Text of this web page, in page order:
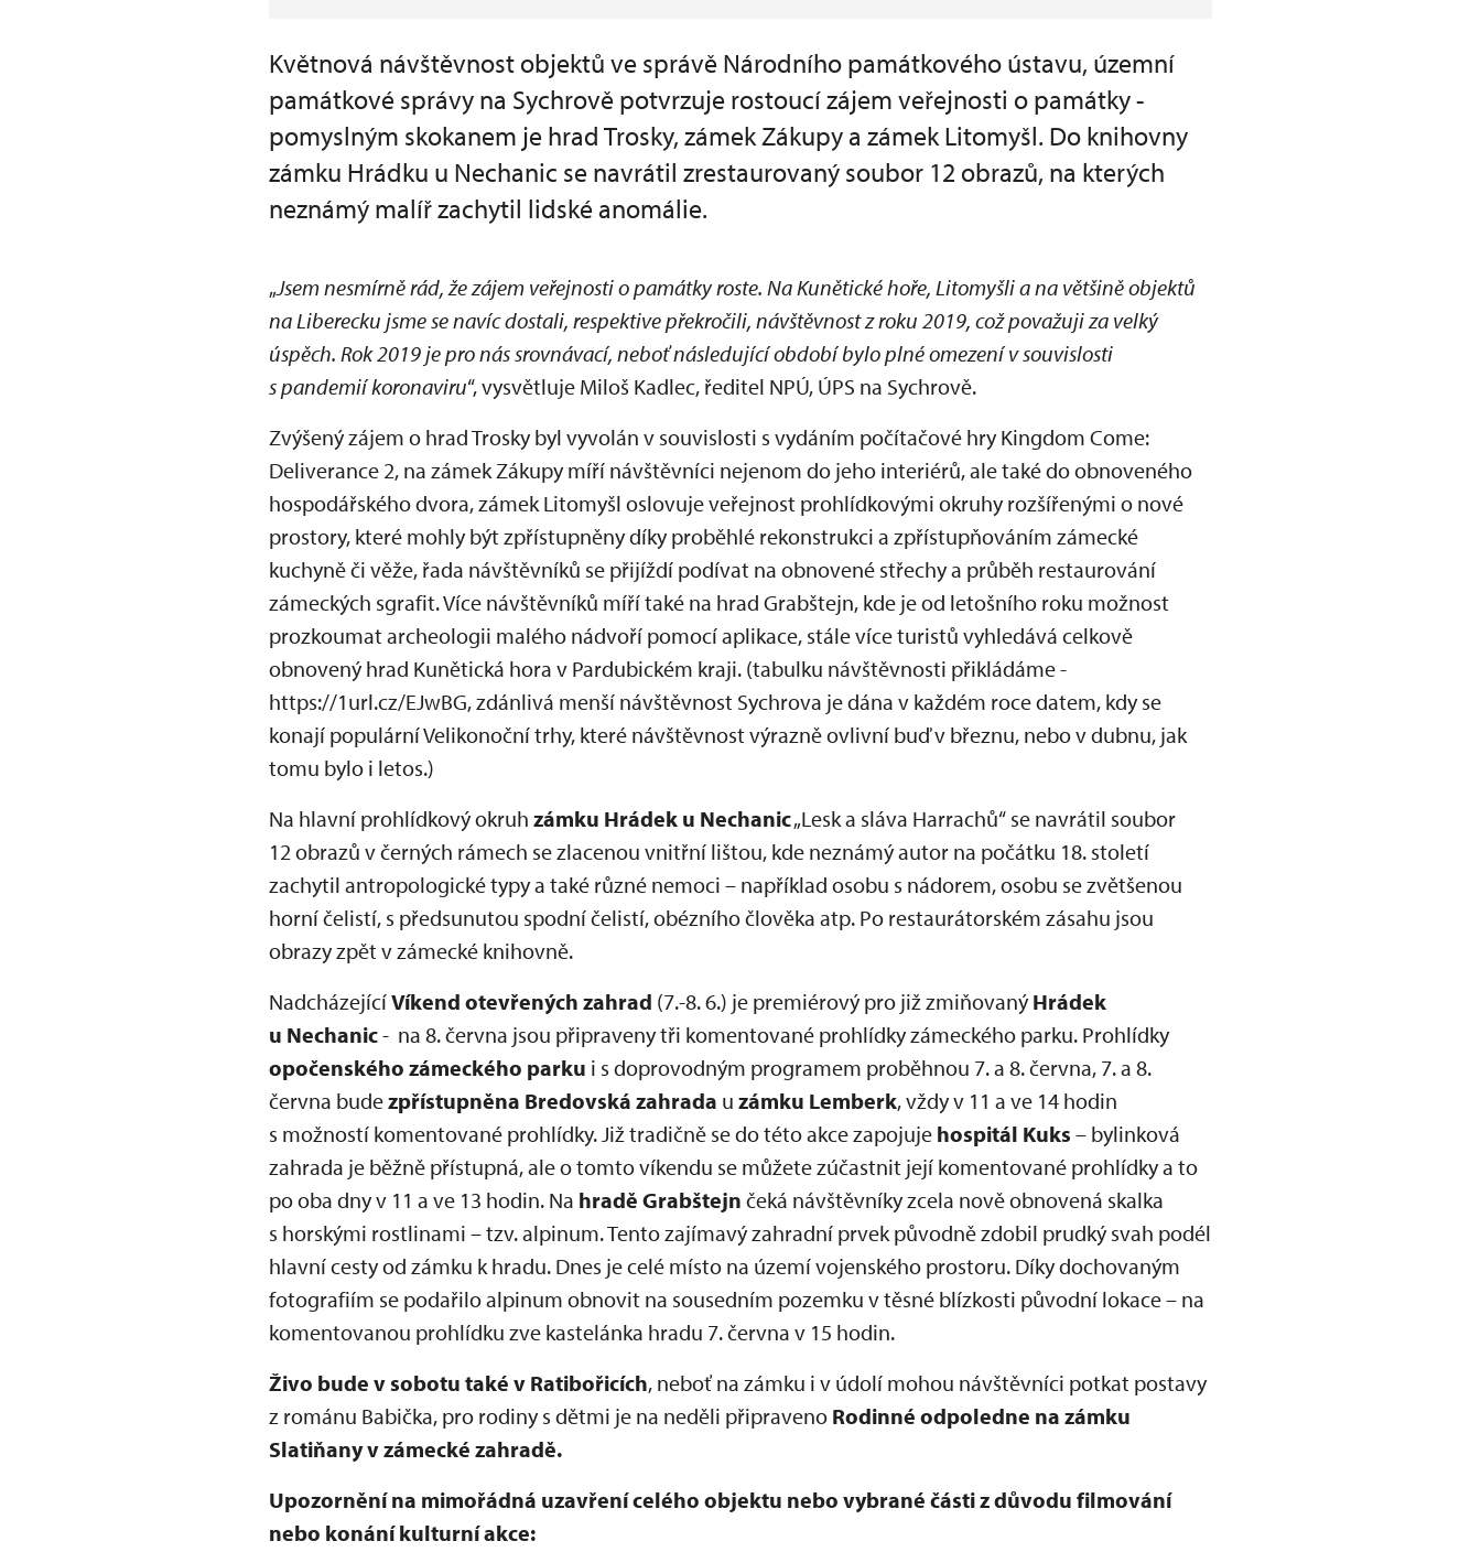
Květnová návštěvnost objektů ve správě Národního památkového ústavu, územní
památkové správy na Sychrově potvrzuje rostoucí zájem veřejnosti o památky -
pomyslným skokanem je hrad Trosky, zámek Zákupy a zámek Litomyšl. Do knihovny
zámku Hrádku u Nechanic se navrátil zrestaurovaný soubor 12 obrazů, na kterých
neznámý malíř zachytil lidské anomálie.
„Jsem nesmírně rád, že zájem veřejnosti o památky roste. Na Kunětické hoře, Litomyšli a na většině objektů
na Liberecku jsme se navíc dostali, respektive překročili, návštěvnost z roku 2019, což považuji za velký
úspěch. Rok 2019 je pro nás srovnávací, neboť následující období bylo plné omezení v souvislosti
s pandemií koronaviru“, vysvětluje Miloš Kadlec, ředitel NPÚ, ÚPS na Sychrově.
Zvýšený zájem o hrad Trosky byl vyvolán v souvislosti s vydáním počítačové hry Kingdom Come:
Deliverance 2, na zámek Zákupy míří návštěvníci nejenom do jeho interiérů, ale také do obnoveného
hospodářského dvora, zámek Litomyšl oslovuje veřejnost prohlídkovými okruhy rozšířenými o nové
prostory, které mohly být zpřístupněny díky proběhlé rekonstrukci a zpřístupňováním zámecké
kuchyně či věže, řada návštěvníků se přijíždí podívat na obnovené střechy a průběh restaurování
zámeckých sgrafit. Více návštěvníků míří také na hrad Grabštejn, kde je od letošního roku možnost
prozkoumat archeologii malého nádvoří pomocí aplikace, stále více turistů vyhledává celkově
obnovený hrad Kunětická hora v Pardubickém kraji. (tabulku návštěvnosti přikládáme -
https://1url.cz/EJwBG, zdánlivá menší návštěvnost Sychrova je dána v každém roce datem, kdy se
konají populární Velikonoční trhy, které návštěvnost výrazně ovlivní buď v březnu, nebo v dubnu, jak
tomu bylo i letos.)
Na hlavní prohlídkový okruh zámku Hrádek u Nechanic„Lesk a sláva Harrachů“ se navrátil soubor
12 obrazů v černých rámech se zlacenou vnitřní lištou, kde neznámý autor na počátku 18. století
zachytil antropologické typy a také různé nemoci – například osobu s nádorem, osobu se zvětšenou
horní čelistí, s předsunutou spodní čelistí, obézního člověka atp. Po restaurátorském zásahu jsou
obrazy zpět v zámecké knihovně.
NadcházejícíVíkend otevřených zahrad (7.-8. 6.) je premiérový pro již zmiňovaný Hrádek
u Nechanic- na 8. června jsou připraveny tři komentované prohlídky zámeckého parku. Prohlídky
opočenského zámeckého parku i s doprovodným programem proběhnou 7. a 8. června, 7. a 8.
června budezpřístupněna Bredovská zahrada u zámku Lemberk, vždy v 11 a ve 14 hodin
s možností komentované prohlídky. Již tradičně se do této akce zapojuje hospitál Kuks – bylinková
zahrada je běžně přístupná, ale o tomto víkendu se můžete zúčastnit její komentované prohlídky a to
po oba dny v 11 a ve 13 hodin. Na hradě Grabštejn čeká návštěvníky zcela nově obnovená skalka
s horskými rostlinami – tzv. alpinum. Tento zajímavý zahradní prvek původně zdobil prudký svah podél
hlavní cesty od zámku k hradu. Dnes je celé místo na území vojenského prostoru. Díky dochovaným
fotografiím se podařilo alpinum obnovit na sousedním pozemku v těsné blízkosti původní lokace – na
komentovanou prohlídku zve kastelánka hradu 7. června v 15 hodin.
Živo bude v sobotu také v Ratibořicích, neboť na zámku i v údolí mohou návštěvníci potkat postavy
z románu Babička, pro rodiny s dětmi je na neděli připraveno Rodinné odpoledne na zámku
Slatiňany v zámecké zahradě.
Upozornění na mimořádná uzavření celého objektu nebo vybrané části z důvodu filmování
nebo konání kulturní akce: